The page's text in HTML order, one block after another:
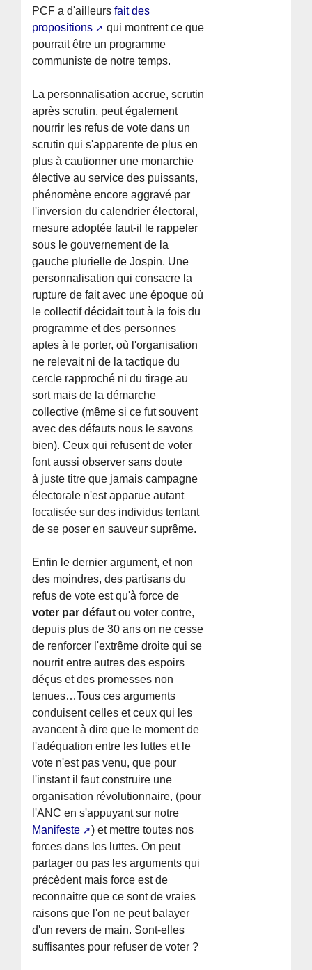
PCF a d'ailleursfait des
propositions
qui montrent ce que
pourrait être un programme
communiste de notre temps.
La personnalisation accrue, scrutin
après scrutin, peut également
nourrir les refus de vote dans un
scrutin qui s'apparente de plus en
plus à cautionner une monarchie
élective au service des puissants,
phénomène encore aggravé par
l'inversion du calendrier électoral,
mesure adoptée faut-il le rappeler
sous le gouvernement de la
gauche plurielle de Jospin. Une
personnalisation qui consacre la
rupture de fait avec une époque où
le collectif décidait tout à la fois du
programme et des personnes
aptes à le porter, où l'organisation
ne relevait ni de la tactique du
cercle rapproché ni du tirage au
sort mais de la démarche
collective (même si ce fut souvent
avec des défauts nous le savons
bien). Ceux qui refusent de voter
font aussi observer sans doute
à juste titre que jamais campagne
électorale n'est apparue autant
focalisée sur des individus tentant
de se poser en sauveur suprême.
Enfin le dernier argument, et non
des moindres, des partisans du
refus de vote est qu'à force de
voter par défaut ou voter contre,
depuis plus de 30 ans on ne cesse
de renforcer l'extrême droite qui se
nourrit entre autres des espoirs
déçus et des promesses non
tenues…Tous ces arguments
conduisent celles et ceux qui les
avancent à dire que le moment de
l'adéquation entre les luttes et le
vote n'est pas venu, que pour
l'instant il faut construire une
organisation révolutionnaire, (pour
l'ANC en s'appuyant sur notre
Manifeste
) et mettre toutes nos
forces dans les luttes. On peut
partager ou pas les arguments qui
précèdent mais force est de
reconnaitre que ce sont de vraies
raisons que l'on ne peut balayer
d'un revers de main. Sont-elles
suffisantes pour refuser de voter ?